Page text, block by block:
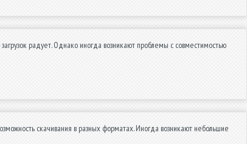
радует. Однако иногда возникают проблемы с совместимостью
скачивания в разных форматах. Иногда возникают небольшие